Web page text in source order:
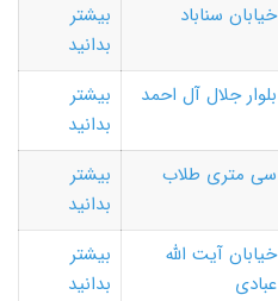
خیابان سناباد
بیشتر
بدانید
بلوار جلال آل احمد
بیشتر
بدانید
سی متری طلاب
بیشتر
بدانید
خیابان آیت الله
عبادی
بیشتر
بدانید